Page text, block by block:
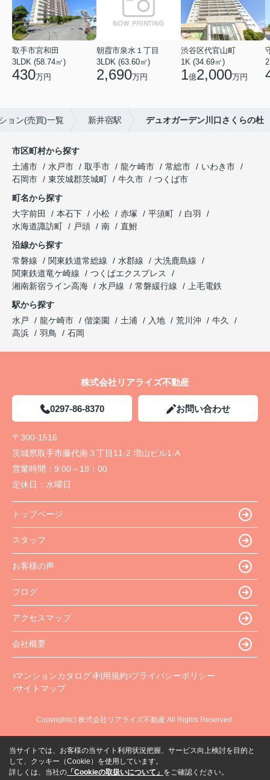
取手市宮和田
3LDK (58.74㎡)
430万円
朝霞市泉水１丁目
3LDK (63.60㎡)
2,690万円
渋谷区代官山町
1K (34.69㎡)
1億2,000万円
ョン(売買)一覧 新井宿駅 デュオガーデン川口さくらの杜
市区町村から探す
土浦市
水戸市 取手市 龍ケ崎市 常総市
いわき市
石岡市
東茨城郡茨城町 牛久市
つくば市
町名から探す
大字前田
本石下 小松 赤塚 平須町
白羽
水海道諏訪町
戸頭 南
直鮒
沿線から探す
常磐線
関東鉄道常総線 水郡線
大洗鹿島線
関東鉄道竜ケ崎線
つくばエクスプレス
湘南新宿ライン高海
水戸線 常磐緩行線
上毛電鉄
駅から探す
水戸
龍ケ崎市 偕楽園 土浦 入地 荒川沖
牛久
高浜
羽鳥 石岡
株式会社リアライズ不動産
0297-86-8370 お問い合わせ
〒300-1516
茨城県取手市藤代南３丁目11-2 増山ビル1-A
営業時間： 9:00～18：00
定休日： 水曜日
トップページ
スタッフ
お客様の声
ブログ
アクセスマップ
会社概要
マンションカタログ 利用規約 プライバシーポリシー
サイトマップ
Copyright(c) 株式会社リアライズ不動産 All Rights Reserved.
当サイトでは、お客様の当サイト利用状況把握、サービス向上検討を目的と
して、クッキー（Cookie）を使用しています。
詳しくは、当社の 「Cookieの取扱いについて」 をご確認ください。